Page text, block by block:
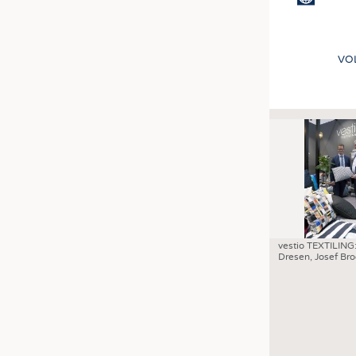
vestio
Dresen, Josef